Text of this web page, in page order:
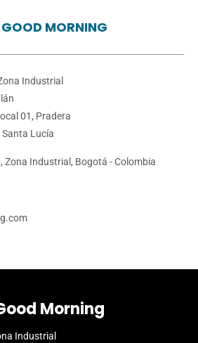
MORNING
Industrial
01, Pradera
Santa Lucía
Zona Industrial, Bogotá - Colombia
Morning
Industrial